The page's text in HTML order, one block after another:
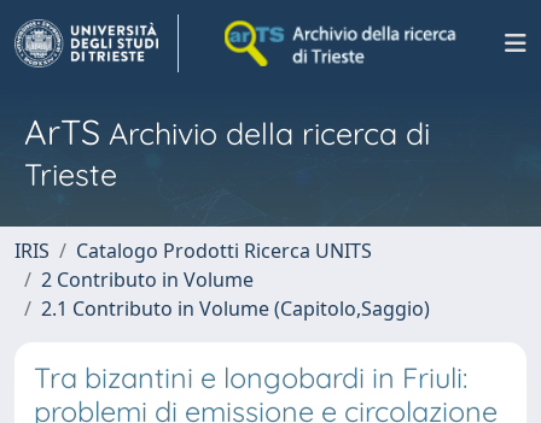
ArTS Archivio della ricerca di
Trieste
IRIS
Catalogo Prodotti Ricerca UNITS
2 Contributo in Volume
2.1 Contributo in Volume (Capitolo,Saggio)
Tra bizantini e longobardi in Friuli:
problemi di emissione e circolazione